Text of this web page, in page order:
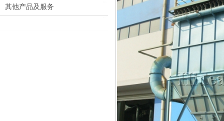
其他产品及服务